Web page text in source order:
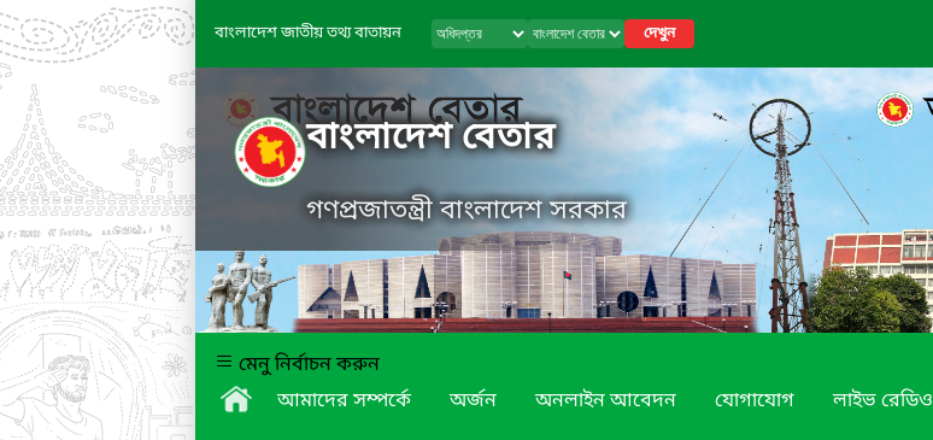
বাংলাদেশ জাতীয় তথ্য বাতায়ন দেখুন
বাংলাদেশ বেতার
গণপ্রজাতন্ত্রী বাংলাদেশ সরকার
মেনু নির্বাচন করুন
আমাদের সম্পর্কে
অর্জন অনলাইন আবেদন যোগাযোগ লাইভ রেডিও